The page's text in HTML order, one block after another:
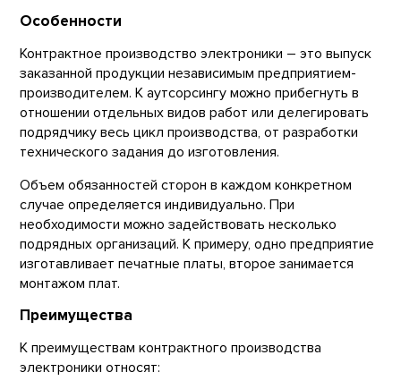
Особенности
Контрактное производство электроники – это выпуск
заказанной продукции независимым предприятием-
производителем. К аутсорсингу можно прибегнуть в
отношении отдельных видов работ или делегировать
подрядчику весь цикл производства, от разработки
технического задания до изготовления.
Объем обязанностей сторон в каждом конкретном
случае определяется индивидуально. При
необходимости можно задействовать несколько
подрядных организаций. К примеру, одно предприятие
изготавливает печатные платы, второе занимается
монтажом плат.
Преимущества
К преимуществам контрактного производства
электроники относят: